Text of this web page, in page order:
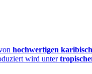
hochwertigen
wird unter